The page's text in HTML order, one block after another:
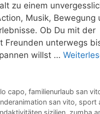
zu einem
Musik, Bewegung
Ob Du mit der
Freunden unterwegs
willst …
capo, familienurlaub san
san vito, sport
sizilien, zumba